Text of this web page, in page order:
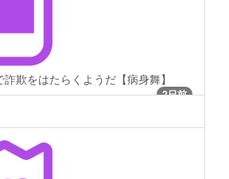
欺をはたらくようだ【病身舞】
2日前